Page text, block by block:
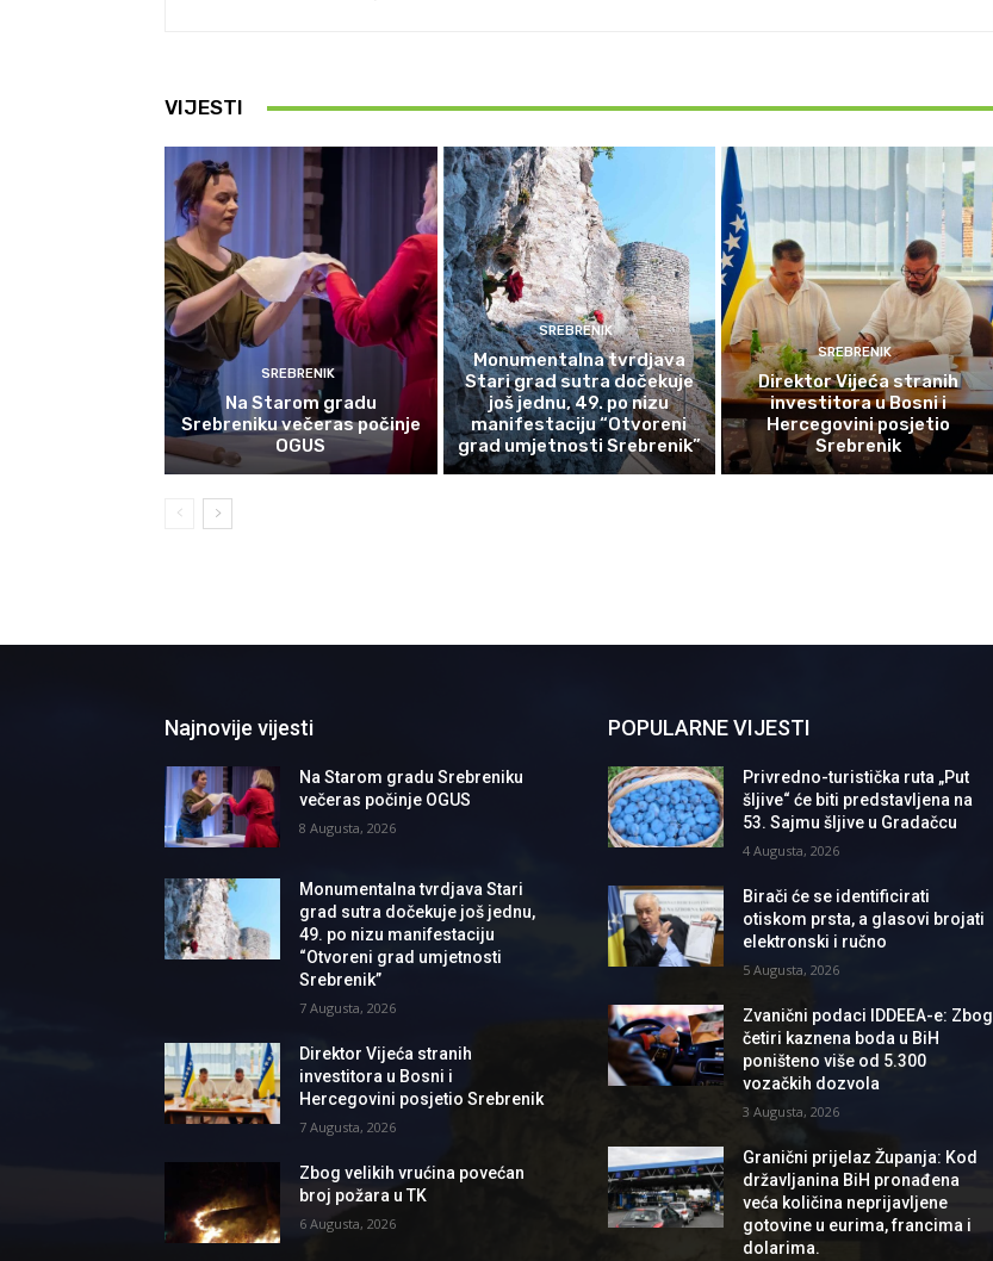
VIJESTI
SREBRENIK
Na Starom gradu
Srebreniku večeras počinje
OGUS
SREBRENIK
Monumentalna tvrdjava
Stari grad sutra dočekuje
još jednu, 49. po nizu
manifestaciju “Otvoreni
grad umjetnosti Srebrenik”
SREBRENIK
Direktor Vijeća stranih
investitora u Bosni i
Hercegovini posjetio
Srebrenik
Najnovije vijesti
Na Starom gradu Srebreniku
večeras počinje OGUS
8 Augusta, 2026
Monumentalna tvrdjava Stari
grad sutra dočekuje još jednu,
49. po nizu manifestaciju
“Otvoreni grad umjetnosti
Srebrenik”
7 Augusta, 2026
Direktor Vijeća stranih
investitora u Bosni i
Hercegovini posjetio Srebrenik
7 Augusta, 2026
Zbog velikih vrućina povećan
broj požara u TK
6 Augusta, 2026
POPULARNE VIJESTI
Privredno-turistička ruta „Put
šljive“ će biti predstavljena na
53. Sajmu šljive u Gradačcu
4 Augusta, 2026
Birači će se identificirati
otiskom prsta, a glasovi brojati
elektronski i ručno
5 Augusta, 2026
Zvanični podaci IDDEEA-e: Zbog
četiri kaznena boda u BiH
poništeno više od 5.300
vozačkih dozvola
3 Augusta, 2026
Granični prijelaz Županja: Kod
državljanina BiH pronađena
veća količina neprijavljene
gotovine u eurima, francima i
dolarima.